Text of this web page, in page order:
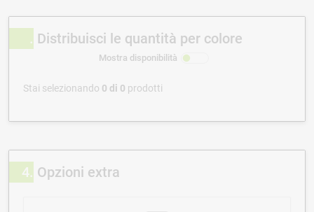
Distribuisci le quantità per colore
Mostra disponibilità
Stai selezionando 0 di 0 prodotti
4 Opzioni extra